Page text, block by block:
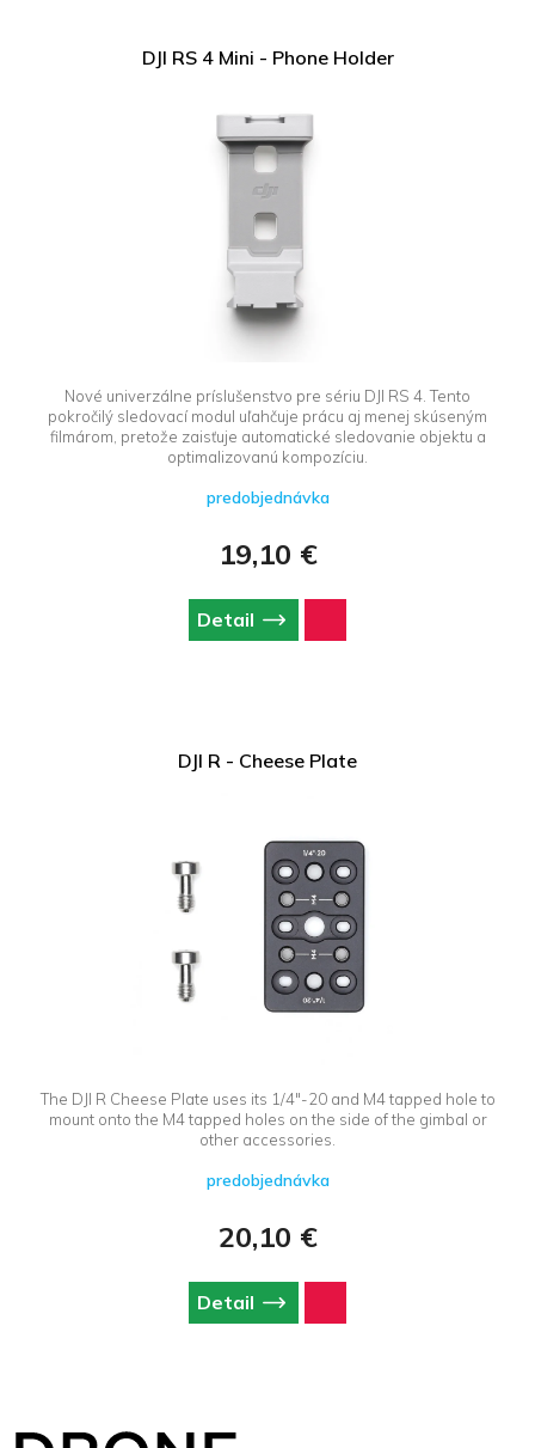
DJI RS 4 Mini - Phone Holder
Nové univerzálne príslušenstvo pre sériu DJI RS 4. Tento
pokročilý sledovací modul uľahčuje prácu aj menej skúseným
filmárom, pretože zaisťuje automatické sledovanie objektu a
optimalizovanú kompozíciu.
predobjednávka
19,10 €
Detail
DJI R - Cheese Plate
The DJI R Cheese Plate uses its 1/4"-20 and M4 tapped hole to
mount onto the M4 tapped holes on the side of the gimbal or
other accessories.
predobjednávka
20,10 €
Detail